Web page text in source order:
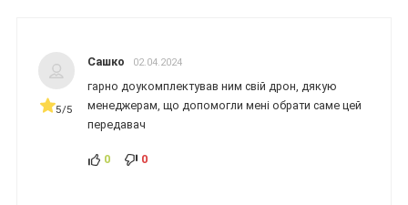
5/5
Сашко 02.04.2024
гарно доукомплектував ним свій дрон, дякую
менеджерам, що допомогли мені обрати саме цей
передавач
0 0